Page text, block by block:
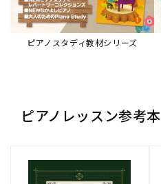
ピアノスタディ教材シリーズ
ピアノレッスン参考本